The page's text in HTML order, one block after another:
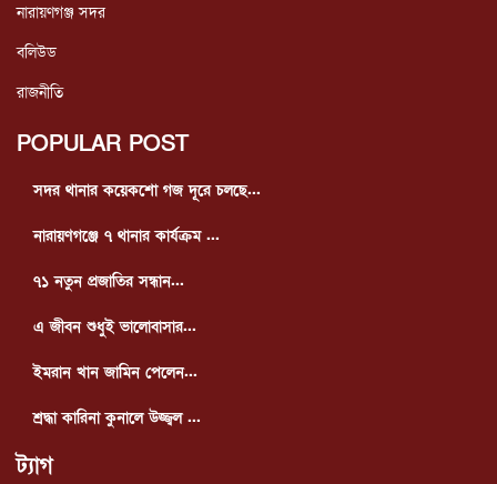
নারায়ণগঞ্জ সদর
বলিউড
রাজনীতি
POPULAR POST
সদর থানার কয়েকশো গজ দূরে চলছে...
নারায়ণগঞ্জে ৭ থানার কার্যক্রম ...
৭১ নতুন প্রজাতির সন্ধান...
এ জীবন শুধুই ভালোবাসার...
ইমরান খান জামিন পেলেন...
শ্রদ্ধা কারিনা কুনালে উজ্জ্বল ...
ট্যাগ